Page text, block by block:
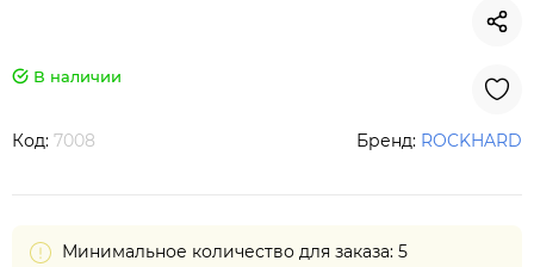
В наличии
Код: 7008 Бренд: ROCKHARD
Минимальное количество для заказа: 5